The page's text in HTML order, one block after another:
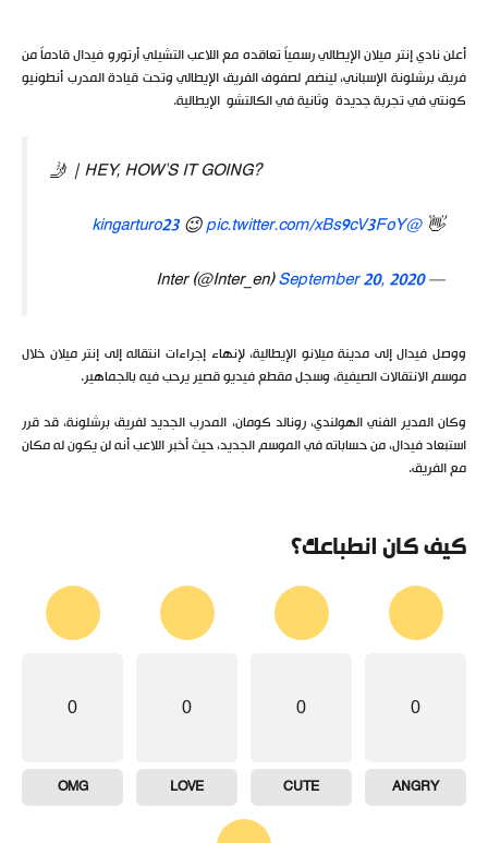
أعلن نادي إنتر ميلان الإيطالي رسمياً تعاقده مع اللاعب التشيلي أرتورو فيدال قادماً من
فريق برشلونة الإسباني، لينضم لصفوف الفريق الإيطالي وتحت قيادة المدرب أنطونيو
كونتي في تجربة جديدة وثانية في الكالتشو الإيطالية.
🤳 | HEY, HOW'S IT GOING?
👋
@kingarturo23
😉pic.twitter.com/xBs9cV3FoY
— Inter (@Inter_en)
September 20, 2020
ووصل فيدال إلى مدينة ميلانو الإيطالية، لإنهاء إجراءات انتقاله إلى إنتر ميلان خلال
موسم الانتقالات الصيفية، وسجل مقطع فيديو قصير يرحب فيه بالجماهير.
وكان المدير الفني الهولندي، رونالد كومان، المدرب الجديد لفريق برشلونة، قد قرر
استبعاد فيدال، من حساباته في الموسم الجديد، حيث أخبر اللاعب أنه لن يكون له مكان
مع الفريق.
كيف كان انطباعك؟
0
ANGRY
0
CUTE
0
LOVE
0
OMG